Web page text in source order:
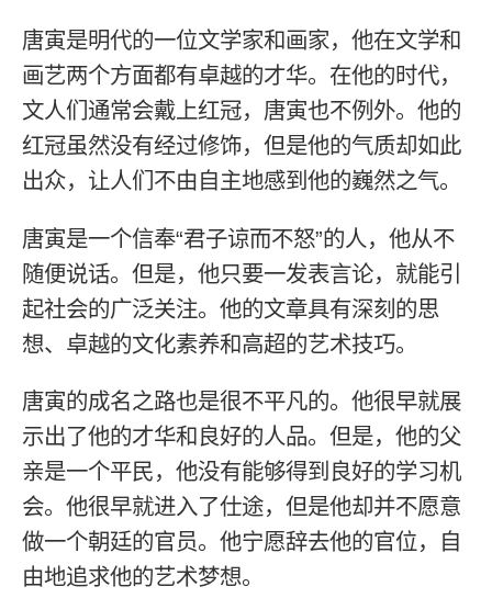
唐寅是明代的一位文学家和画家，他在文学和
画艺两个方面都有卓越的才华。在他的时代，
文人们通常会戴上红冠，唐寅也不例外。他的
红冠虽然没有经过修饰，但是他的气质却如此
出众，让人们不由自主地感到他的巍然之气。
唐寅是一个信奉“君子谅而不怒”的人，他从不
随便说话。但是，他只要一发表言论，就能引
起社会的广泛关注。他的文章具有深刻的思
想、卓越的文化素养和高超的艺术技巧。
唐寅的成名之路也是很不平凡的。他很早就展
示出了他的才华和良好的人品。但是，他的父
亲是一个平民，他没有能够得到良好的学习机
会。他很早就进入了仕途，但是他却并不愿意
做一个朝廷的官员。他宁愿辞去他的官位，自
由地追求他的艺术梦想。